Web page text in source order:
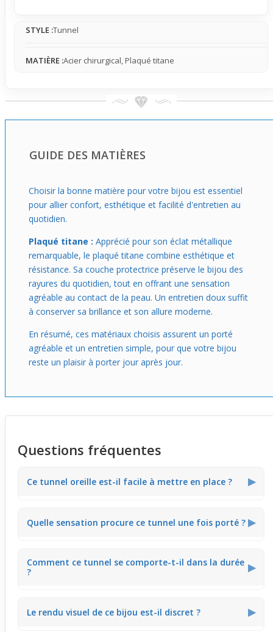
même en port prolongé.
couleur à ton look sans sacrifier le confort, ce tunnel
habitué au stretching ou à l’originalité discrète. Parfait
STYLE :Tunnel
MATIÈRE :Acier chirurgical, Plaqué titane
GUIDE DES MATIÈRES
Choisir la bonne matière pour votre bijou est essentiel
pour allier confort, esthétique et facilité d'entretien au
quotidien.
Plaqué titane : Apprécié pour son éclat métallique
remarquable, le plaqué titane combine esthétique et
résistance. Sa couche protectrice préserve le bijou des
rayures du quotidien, tout en offrant une sensation
agréable au contact de la peau. Un entretien doux suffit
à conserver sa brillance et son allure moderne.
En résumé, ces matériaux choisis assurent un porté
agréable et un entretien simple, pour que votre bijou
reste un plaisir à porter jour après jour.
Questions fréquentes
Ce tunnel oreille est-il facile à mettre en place ? ▶
s'enlève aisément, facilitant les changements fréquents
Quelle sensation procure ce tunnel une fois porté ? ▶
confortable, limitant toute gêne même lors d'un port
prolongé.
Comment ce tunnel se comporte-t-il dans la durée
?
▶
résistance à l'usure quotidienne, tout en conservant son
Le rendu visuel de ce bijou est-il discret ? ▶